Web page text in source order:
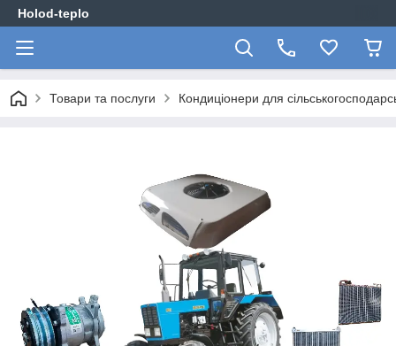
Holod-teplo
Товари та послуги Кондиціонери для